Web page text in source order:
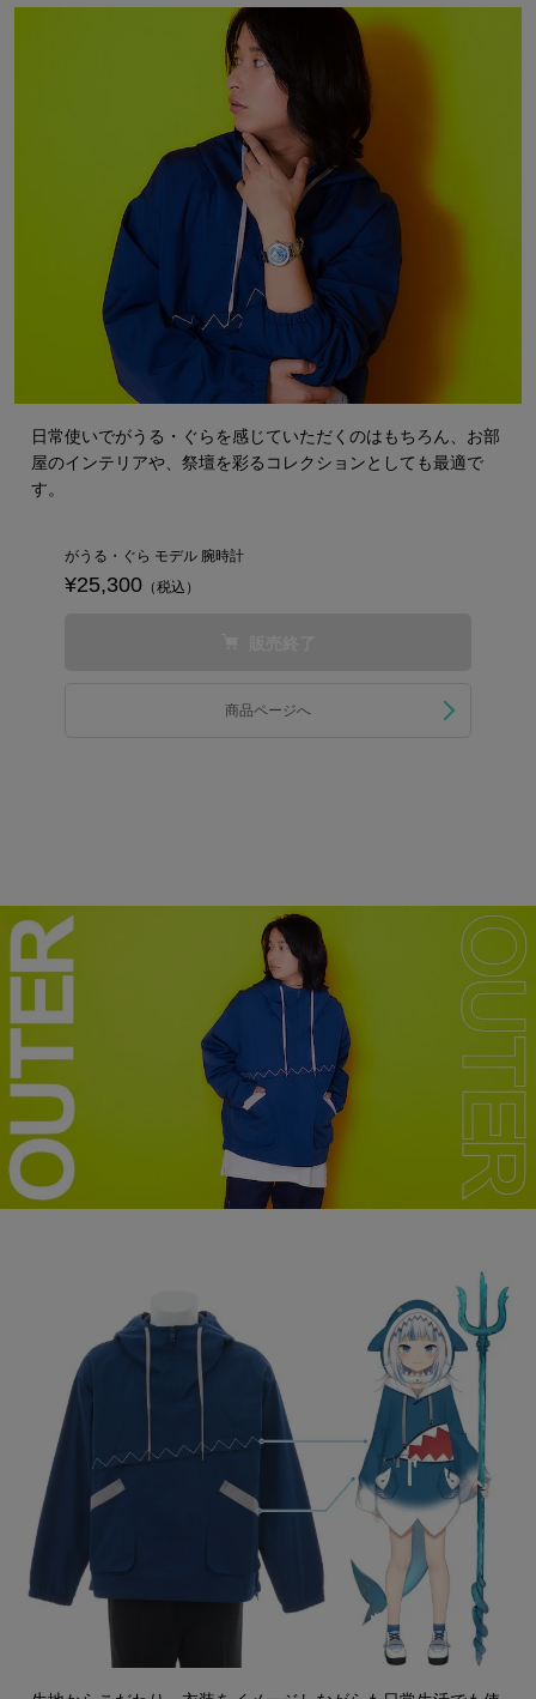
日常使いでがうる・ぐらを感じていただくのはもちろん、お部
屋のインテリアや、祭壇を彩るコレクションとしても最適で
す。
がうる・ぐら モデル 腕時計
¥25,300 （税込）
商品ページへ